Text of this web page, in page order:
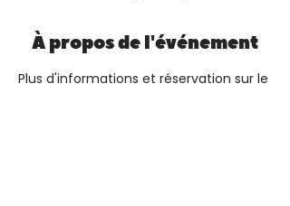
À propos de l'événement
Plus d'informations et réservation sur le